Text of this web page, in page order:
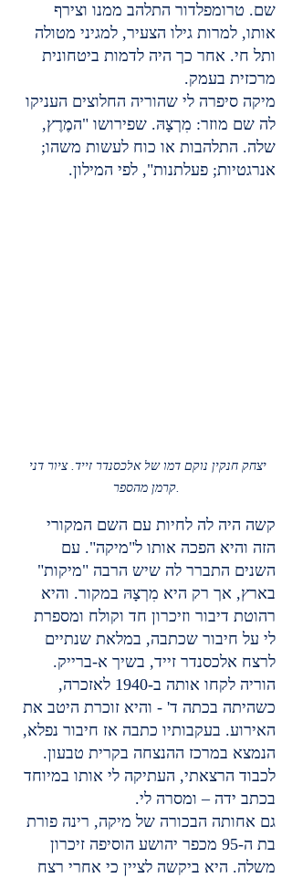
שם. טרומפלדור התלהב ממנו וצירף
אותו, למרות גילו הצעיר, למגיני מטולה
ותל חי. אחר כך היה לדמות ביטחונית
מרכזית בעמק.
מיקה סיפרה לי שהוריה החלוצים העניקו
לה שם מוזר: מִרְצָהּ. שפירושו "המֶרֶץ,
שלה. התלהבות או כוח לעשות משהו;
אנרגטיות; פעלתנות", לפי המילון.
יצחק חנקין נוקם דמו של אלכסנדר זייד. ציור דני
קרמן מהספר.
קשה היה לה לחיות עם השם המקורי
הזה והיא הפכה אותו ל"מיקה". עם
השנים התברר לה שיש הרבה "מיקות"
בארץ, אך רק היא מִרְצָהּ במקור. והיא
רהוטת דיבור וזיכרון חד וקולח ומספרת
לי על חיבור שכתבה, במלאת שנתיים
לרצח אלכסנדר זייד, בשיך א-ברייק.
הוריה לקחו אותה ב-1940 לאזכרה,
כשהיתה בכתה ד' - והיא זוכרת היטב את
האירוע. בעקבותיו כתבה אז חיבור נפלא,
הנמצא במרכז ההנצחה בקרית טבעון.
לכבוד הרצאתי, העתיקה לי אותו במיוחד
בכתב ידה – ומסרה לי.
גם אחותה הבכורה של מיקה, רינה פורת
בת ה-95 מכפר יהושע הוסיפה זיכרון
משלה. היא ביקשה לציין כי אחרי רצח